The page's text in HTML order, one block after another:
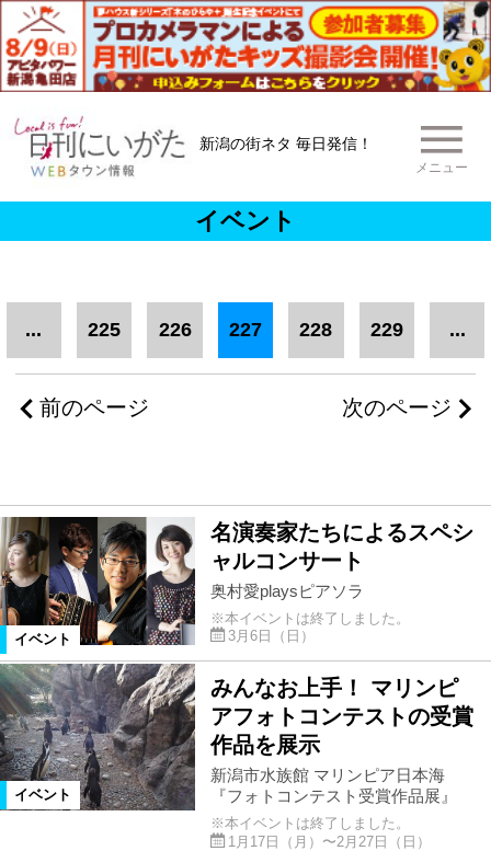
新潟の街ネタ 毎日発信！
メニュー
イベント
前のページ
... 225 226 227 228 229 ...
次のページ
イベント
名演奏家たちによるスペシ
ャルコンサート
奥村愛playsピアソラ
※本イベントは終了しました。
3月6日（日）
イベント
みんなお上手！ マリンピ
アフォトコンテストの受賞
作品を展示
新潟市水族館 マリンピア日本海
『フォトコンテスト受賞作品展』
※本イベントは終了しました。
1月17日（月）〜2月27日（日）